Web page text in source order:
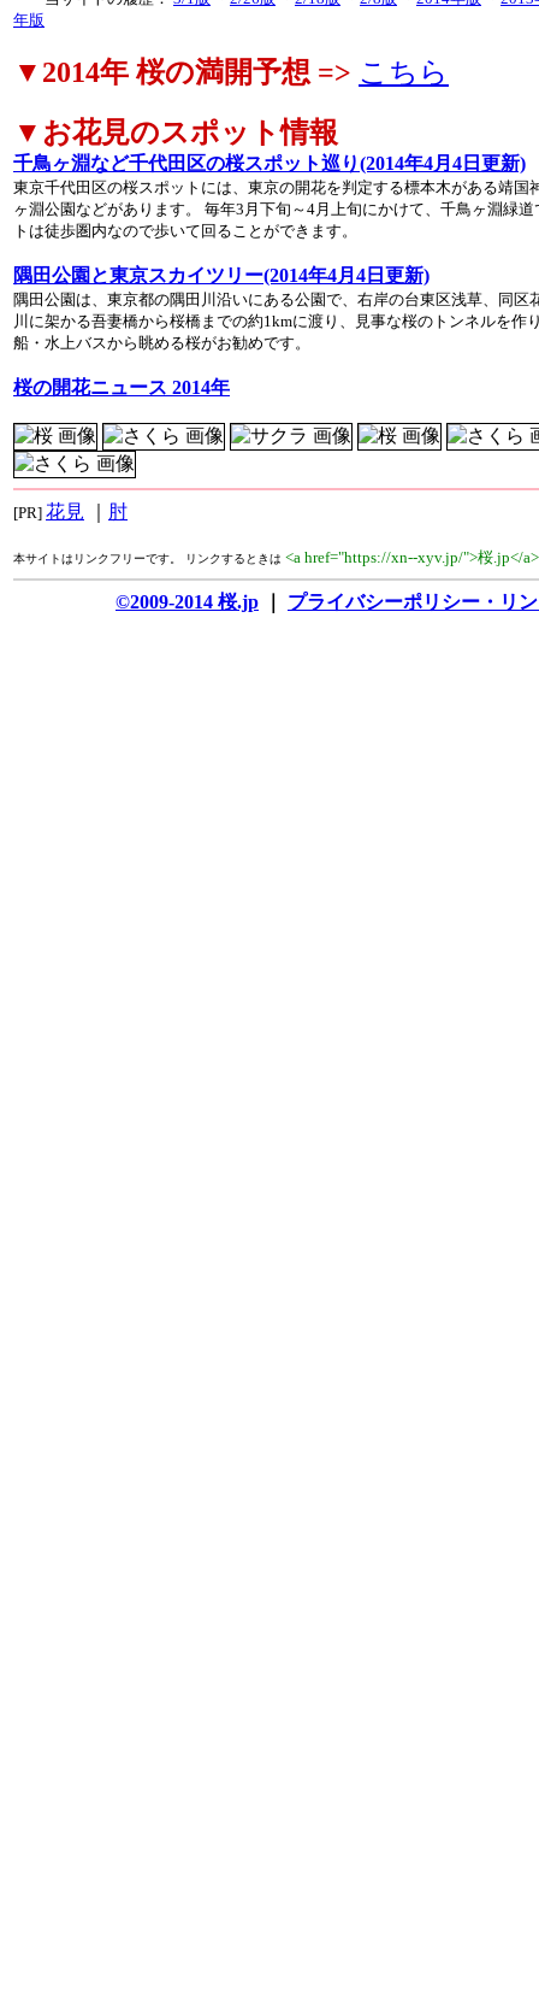
年版
▼2014年 桜の満開予想 => こちら
▼お花見のスポット情報
千鳥ヶ淵など千代田区の桜スポット巡り(2014年4月4日更新)
東京千代田区の桜スポットには、東京の開花を判定する標本木がある靖
ヶ淵公園などがあります。 毎年3月下旬～4月上旬にかけて、千鳥ヶ淵緑
トは徒歩圏内なので歩いて回ることができます。
隅田公園と東京スカイツリー(2014年4月4日更新)
隅田公園は、東京都の隅田川沿いにある公園で、右岸の台東区浅草、同
川に架かる吾妻橋から桜橋までの約1kmに渡り、見事な桜のトンネルを作
船・水上バスから眺める桜がお勧めです。
桜の開花ニュース 2014年
[PR] 花見 肘
本サイトはリンクフリーです。 リンクするときは <a href="https://xn--xyv.jp/">桜.jp</
©2009-2014 桜.jp プライバシーポリシー・リ